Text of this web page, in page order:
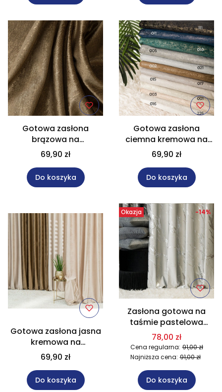
Gotowa zasłona
brązowa na
przelotkach rozmiar
140x250 cm ELEONORA
69,90 zł
Do koszyka
Gotowa zasłona
ciemna kremowa na
przelotkach rozmiar
140x250 cm ELEONORA
69,90 zł
Do koszyka
Gotowa zasłona jasna
kremowa na
przelotkach rozmiar
140x250 cm ELEONORA
69,90 zł
Do koszyka
Okazja
Zasłona gotowa na
taśmie pastelowa
szara ze srebrnym
nadrukiem 140x250 cm
021/W10
78,00 zł
Cena regularna: 91,00 zł
-14%
Najniższa cena: 91,00 zł
Do koszyka